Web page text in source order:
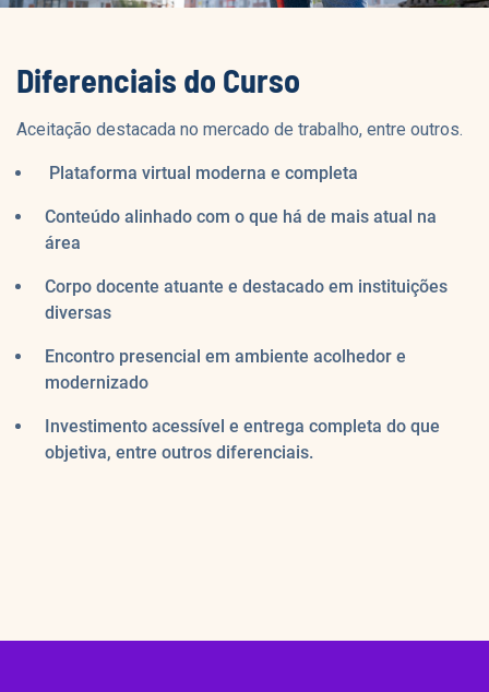
Diferenciais do Curso
Aceitação destacada no mercado de trabalho, entre outros.
Plataforma virtual moderna e completa
Conteúdo alinhado com o que há de mais atual na
área
Corpo docente atuante e destacado em instituições
diversas
Encontro presencial em ambiente acolhedor e
modernizado
Investimento acessível e entrega completa do que
objetiva, entre outros diferenciais.